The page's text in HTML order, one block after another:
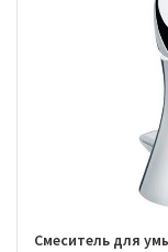
Смеситель для